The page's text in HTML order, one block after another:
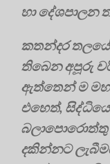
හා දේශපාලන
කතන්දර
තිබෙන අපූරු
ඇත්තෙන් ම
එහෙත්,
බලාපොරොත්තු
දකින්නට